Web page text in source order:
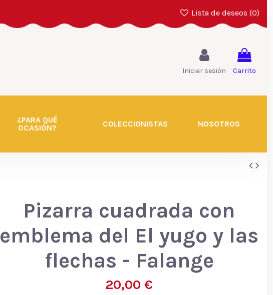
Lista de deseos (0)
Iniciar sesión Carrito
¿PARA QUÉ
OCASIÓN?
COLECCIONISTAS NOSOTROS
Pizarra cuadrada con
emblema del El yugo y las
flechas - Falange
20,00 €